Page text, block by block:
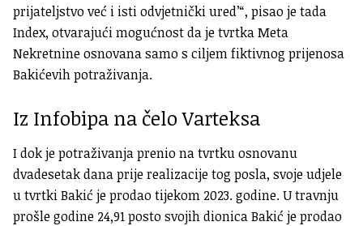
prijateljstvo već i isti odvjetnički ured’“, pisao je tada
Index, otvarajući mogućnost da je tvrtka Meta
Nekretnine osnovana samo s ciljem fiktivnog prijenosa
Bakićevih potraživanja.
Iz Infobipa na čelo Varteksa
I dok je potraživanja prenio na tvrtku osnovanu
dvadesetak dana prije realizacije tog posla, svoje udjele
u tvrtki Bakić je prodao tijekom 2023. godine. U travnju
prošle godine 24,91 posto svojih dionica Bakić je prodao